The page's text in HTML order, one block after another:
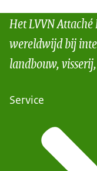
Het LVVN
wereldwijd bij
landbouw,
Service